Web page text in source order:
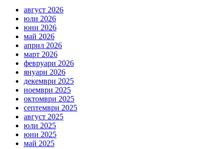
август 2026
юли 2026
юни 2026
май 2026
април 2026
март 2026
февруари 2026
януари 2026
декември 2025
ноември 2025
октомври 2025
септември 2025
август 2025
юли 2025
юни 2025
май 2025